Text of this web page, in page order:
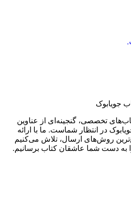
جویابوک
تخصصی، گنجینه‌ای از عناوین
در انتظار شماست. ما با ارائه
روش‌های ارسال، تلاش می‌کنیم
به دست شما عاشقان کتاب برسانیم.